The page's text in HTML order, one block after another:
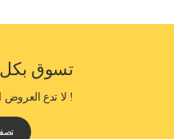
تسوق بكل
! لا تدع العروض